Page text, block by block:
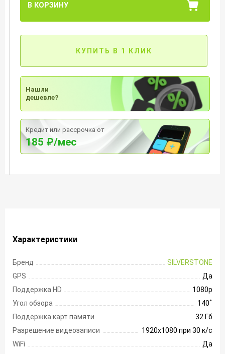
В КОРЗИНУ
КУПИТЬ В 1 КЛИК
Нашли
дешевле?
Кредит или рассрочка от
185 ₽/мес
Характеристики
Бренд
SILVERSTONE
GPS
Да
Поддержка HD
1080p
Угол обзора
140 ̊
Поддержка карт памяти
32 Гб
Разрешение видеозаписи
1920х1080 при 30 к/с
WiFi
Да